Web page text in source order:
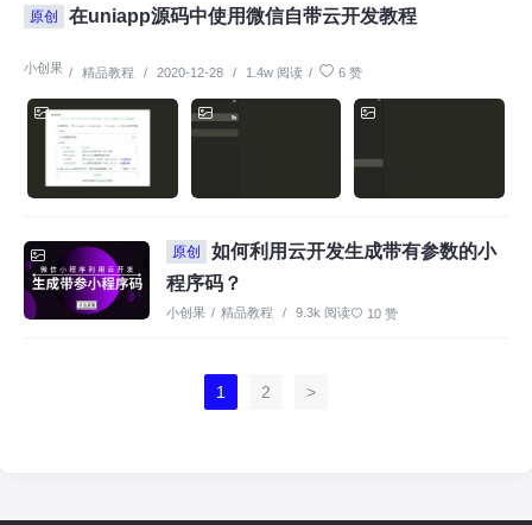
原创 在uniapp源码中使用微信自带云开发教程
小创果 / 精品教程 / 2020-12-28 / 1.4w 阅读 / 6 赞
原创
如何利用云开发生成带有参数的小
程序码？
小创果 / 精品教程 / 9.3k 阅读 10 赞
1 2 >